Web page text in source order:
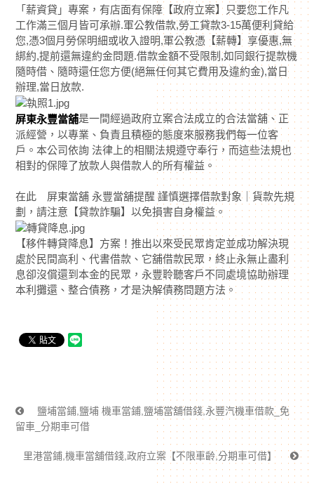
「薪資貸」專案，有店面有保障【政府立案】只要您工作凡
工作滿三個月皆可承辦.軍公教借款,勞工貸款3-15萬便利貸給
您,憑3個月勞保明細或收入證明,軍公教憑【薪轉】享優惠,無
綁約,提前還無違約金問題.借款金額不受限制,如同銀行提款機
隨時借、隨時還任您方便(絕無任何其它費用及違約金),當日
辦理,當日放款.
屏東永豐當舖是一間經過政府立案合法成立的合法當舖、正
派經營，以專業、負責且積極的態度來服務我們每一位客
戶。本公司依詢 法律上的相關法規遵守奉行，而這些法規也
相對的保障了放款人與借款人的所有權益。
在此 屏東當舖 永豐當舖提醒 謹慎選擇借款對象｜貨款先規
劃，請注意【貸款詐騙】以免損害自身權益。
【移件轉貸降息】方案！推出以來受民眾肯定並成功解決現
處於民間高利、代書借款、它舖借款民眾，終止永無止盡利
息卻沒償還到本金的民眾，永豐聆聽客戶不同處境協助辦理
本利攤還、整合債務，才是決解債務問題方法。
鹽埔當鋪,鹽埔 機車當鋪,鹽埔當舖借錢,永豐汽機車借款_免
留車_分期車可借
里港當鋪,機車當舖借錢,政府立案【不限車齡,分期車可借】